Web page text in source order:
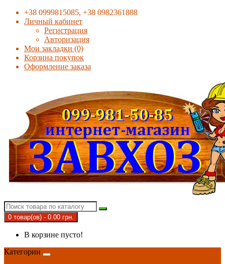
+38 0999815085, +38 0982361888
Личный кабинет
Регистрация
Авторизация
Мои закладки (0)
Корзина покупок
Оформление заказа
0 товар(ов) - 0.00 грн.
В корзине пусто!
Категории